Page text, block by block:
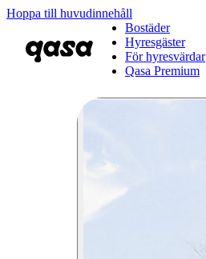
Hoppa till huvudinnehåll
Bostäder
Hyresgäster
För hyresvärdar
Qasa Premium